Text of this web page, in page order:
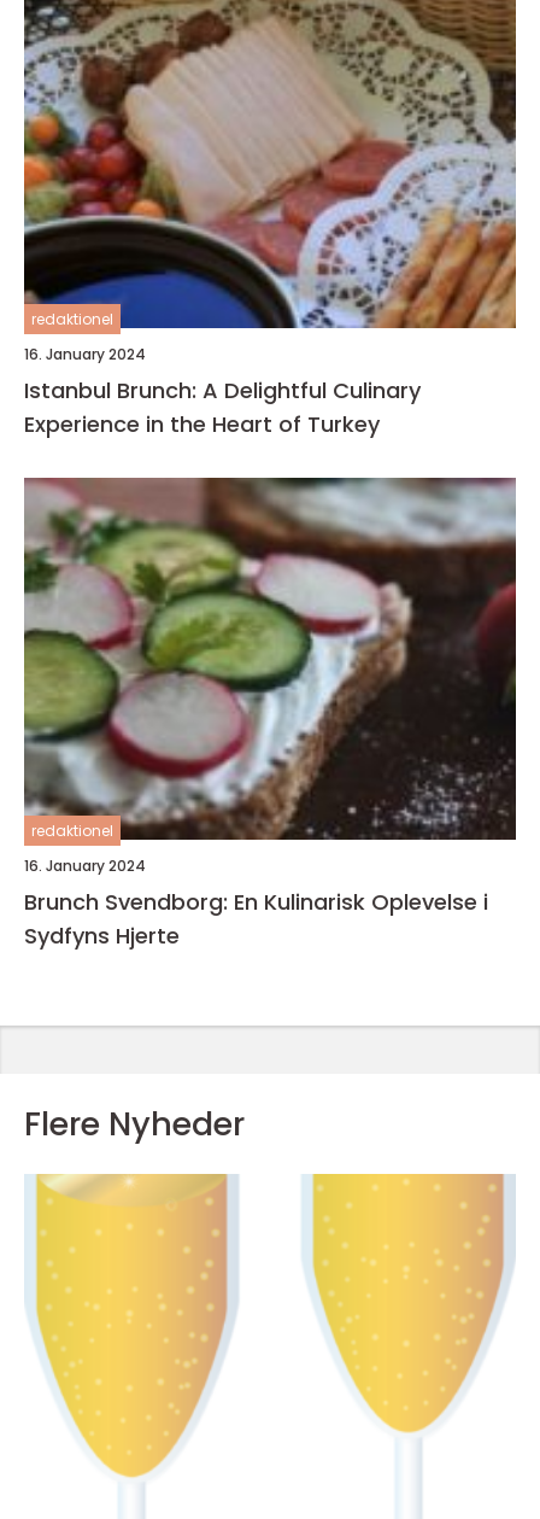
redaktionel
16. January 2024
Istanbul Brunch: A Delightful Culinary
Experience in the Heart of Turkey
redaktionel
16. January 2024
Brunch Svendborg: En Kulinarisk Oplevelse i
Sydfyns Hjerte
Flere Nyheder